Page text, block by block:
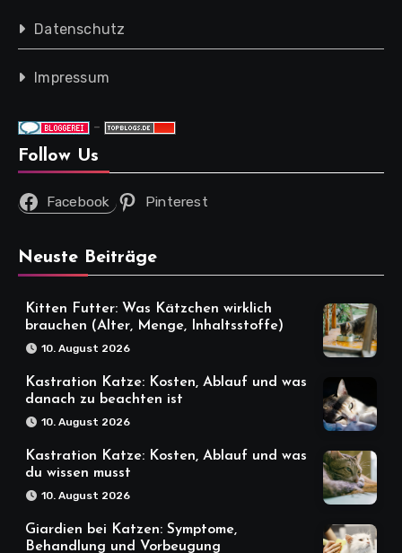
Datenschutz
Impressum
-
Follow Us
Facebook Pinterest
Neuste Beiträge
Kitten Futter: Was Kätzchen wirklich
brauchen (Alter, Menge, Inhaltsstoffe)
10. August 2026
Kastration Katze: Kosten, Ablauf und was
danach zu beachten ist
10. August 2026
Kastration Katze: Kosten, Ablauf und was
du wissen musst
10. August 2026
Giardien bei Katzen: Symptome,
Behandlung und Vorbeugung